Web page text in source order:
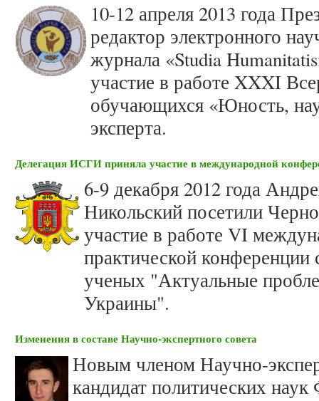
10-12 апреля 2013 года
редактор электронного
журнала «Studia
участие в работе XXXI
обучающихся «Юность,
эксперта.
Делегация ИСГИ приняла участие в международной
6-9 декабря 2012 года
Никольский посетили
участие в работе VI
практической
ученых "Актуальные
Украины".
Изменения в составе Научно-экспертного совета
Новым членом Научно-
кандидат политических